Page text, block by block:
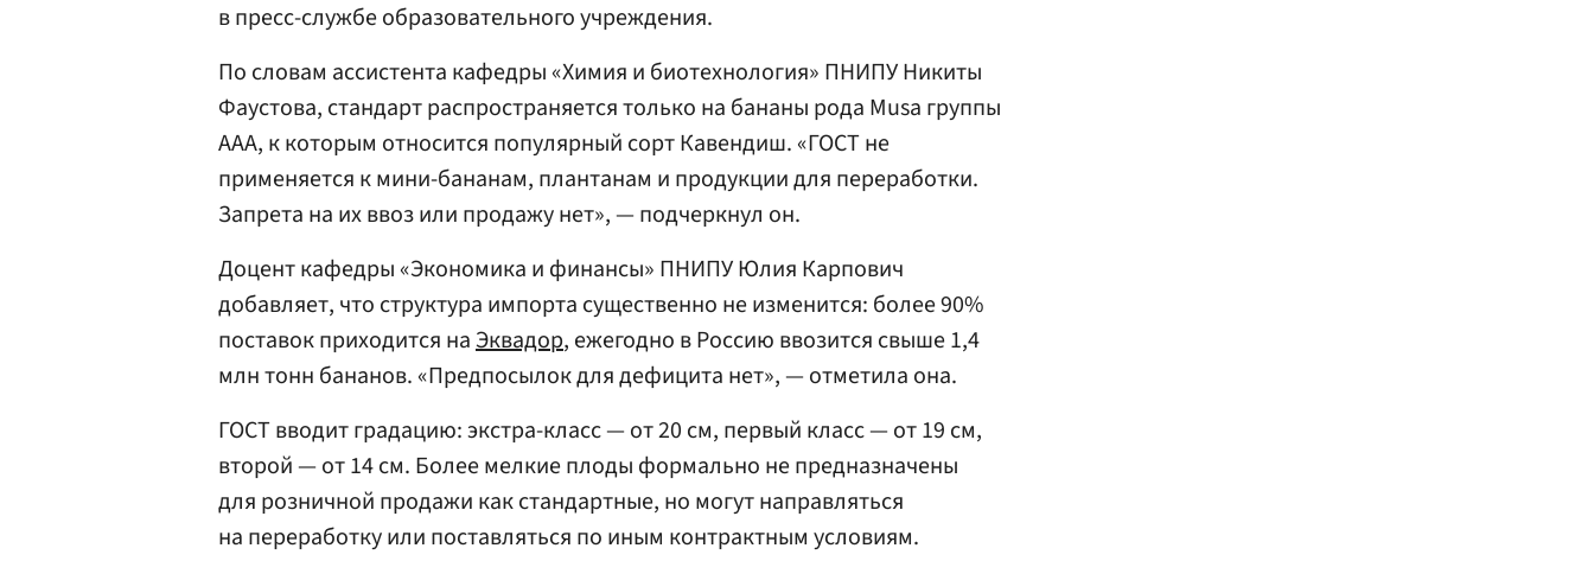
в пресс-службе образовательного учреждения.
По словам ассистента кафедры «Химия и биотехнология» ПНИПУ Никиты
Фаустова, стандарт распространяется только на бананы рода Musa группы
ААА, к которым относится популярный сорт Кавендиш. «ГОСТ не
применяется к мини-бананам, плантанам и продукции для переработки.
Запрета на их ввоз или продажу нет», — подчеркнул он.
Доцент кафедры «Экономика и финансы» ПНИПУ Юлия Карпович
добавляет, что структура импорта существенно не изменится: более 90%
поставок приходится наЭквадор, ежегодно в Россию ввозится свыше 1,4
млн тонн бананов. «Предпосылок для дефицита нет», — отметила она.
ГОСТ вводит градацию: экстра-класс — от 20 см, первый класс — от 19 см,
второй — от 14 см. Более мелкие плоды формально не предназначены
для розничной продажи как стандартные, но могут направляться
на переработку или поставляться по иным контрактным условиям.